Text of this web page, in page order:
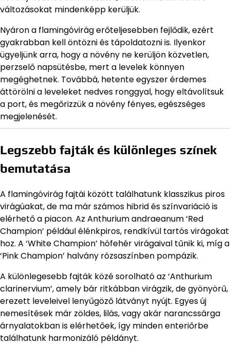
változásokat mindenképp kerüljük.
Nyáron a flamingóvirág erőteljesebben fejlődik, ezért
gyakrabban kell öntözni és tápoldatozni is. Ilyenkor
ügyeljünk arra, hogy a növény ne kerüljön közvetlen,
perzselő napsütésbe, mert a levelek könnyen
megéghetnek. Továbbá, hetente egyszer érdemes
áttörölni a leveleket nedves ronggyal, hogy eltávolítsuk
a port, és megőrizzük a növény fényes, egészséges
megjelenését.
Legszebb fajták és különleges színek
bemutatása
A flamingóvirág fajtái között találhatunk klasszikus piros
virágúakat, de ma már számos hibrid és színvariáció is
elérhető a piacon. Az Anthurium andraeanum ‘Red
Champion’ például élénkpiros, rendkívül tartós virágokat
hoz. A ‘White Champion’ hófehér virágaival tűnik ki, míg a
‘Pink Champion’ halvány rózsaszínben pompázik.
A különlegesebb fajták közé sorolható az ‘Anthurium
clarinervium’, amely bár ritkábban virágzik, de gyönyörű,
erezett leveleivel lenyűgöző látványt nyújt. Egyes új
nemesítések már zöldes, lilás, vagy akár narancssárga
árnyalatokban is elérhetőek, így minden enteriőrbe
találhatunk harmonizáló példányt.